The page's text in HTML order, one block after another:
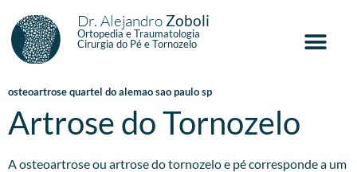
Dr. Alejandro Zoboli
Ortopedia e Traumatologia
Cirurgia do Pé e Tornozelo
osteoartrose quartel do alemao sao paulo sp
Artrose do Tornozelo
A osteoartrose ou artrose do tornozelo e pé corresponde a um